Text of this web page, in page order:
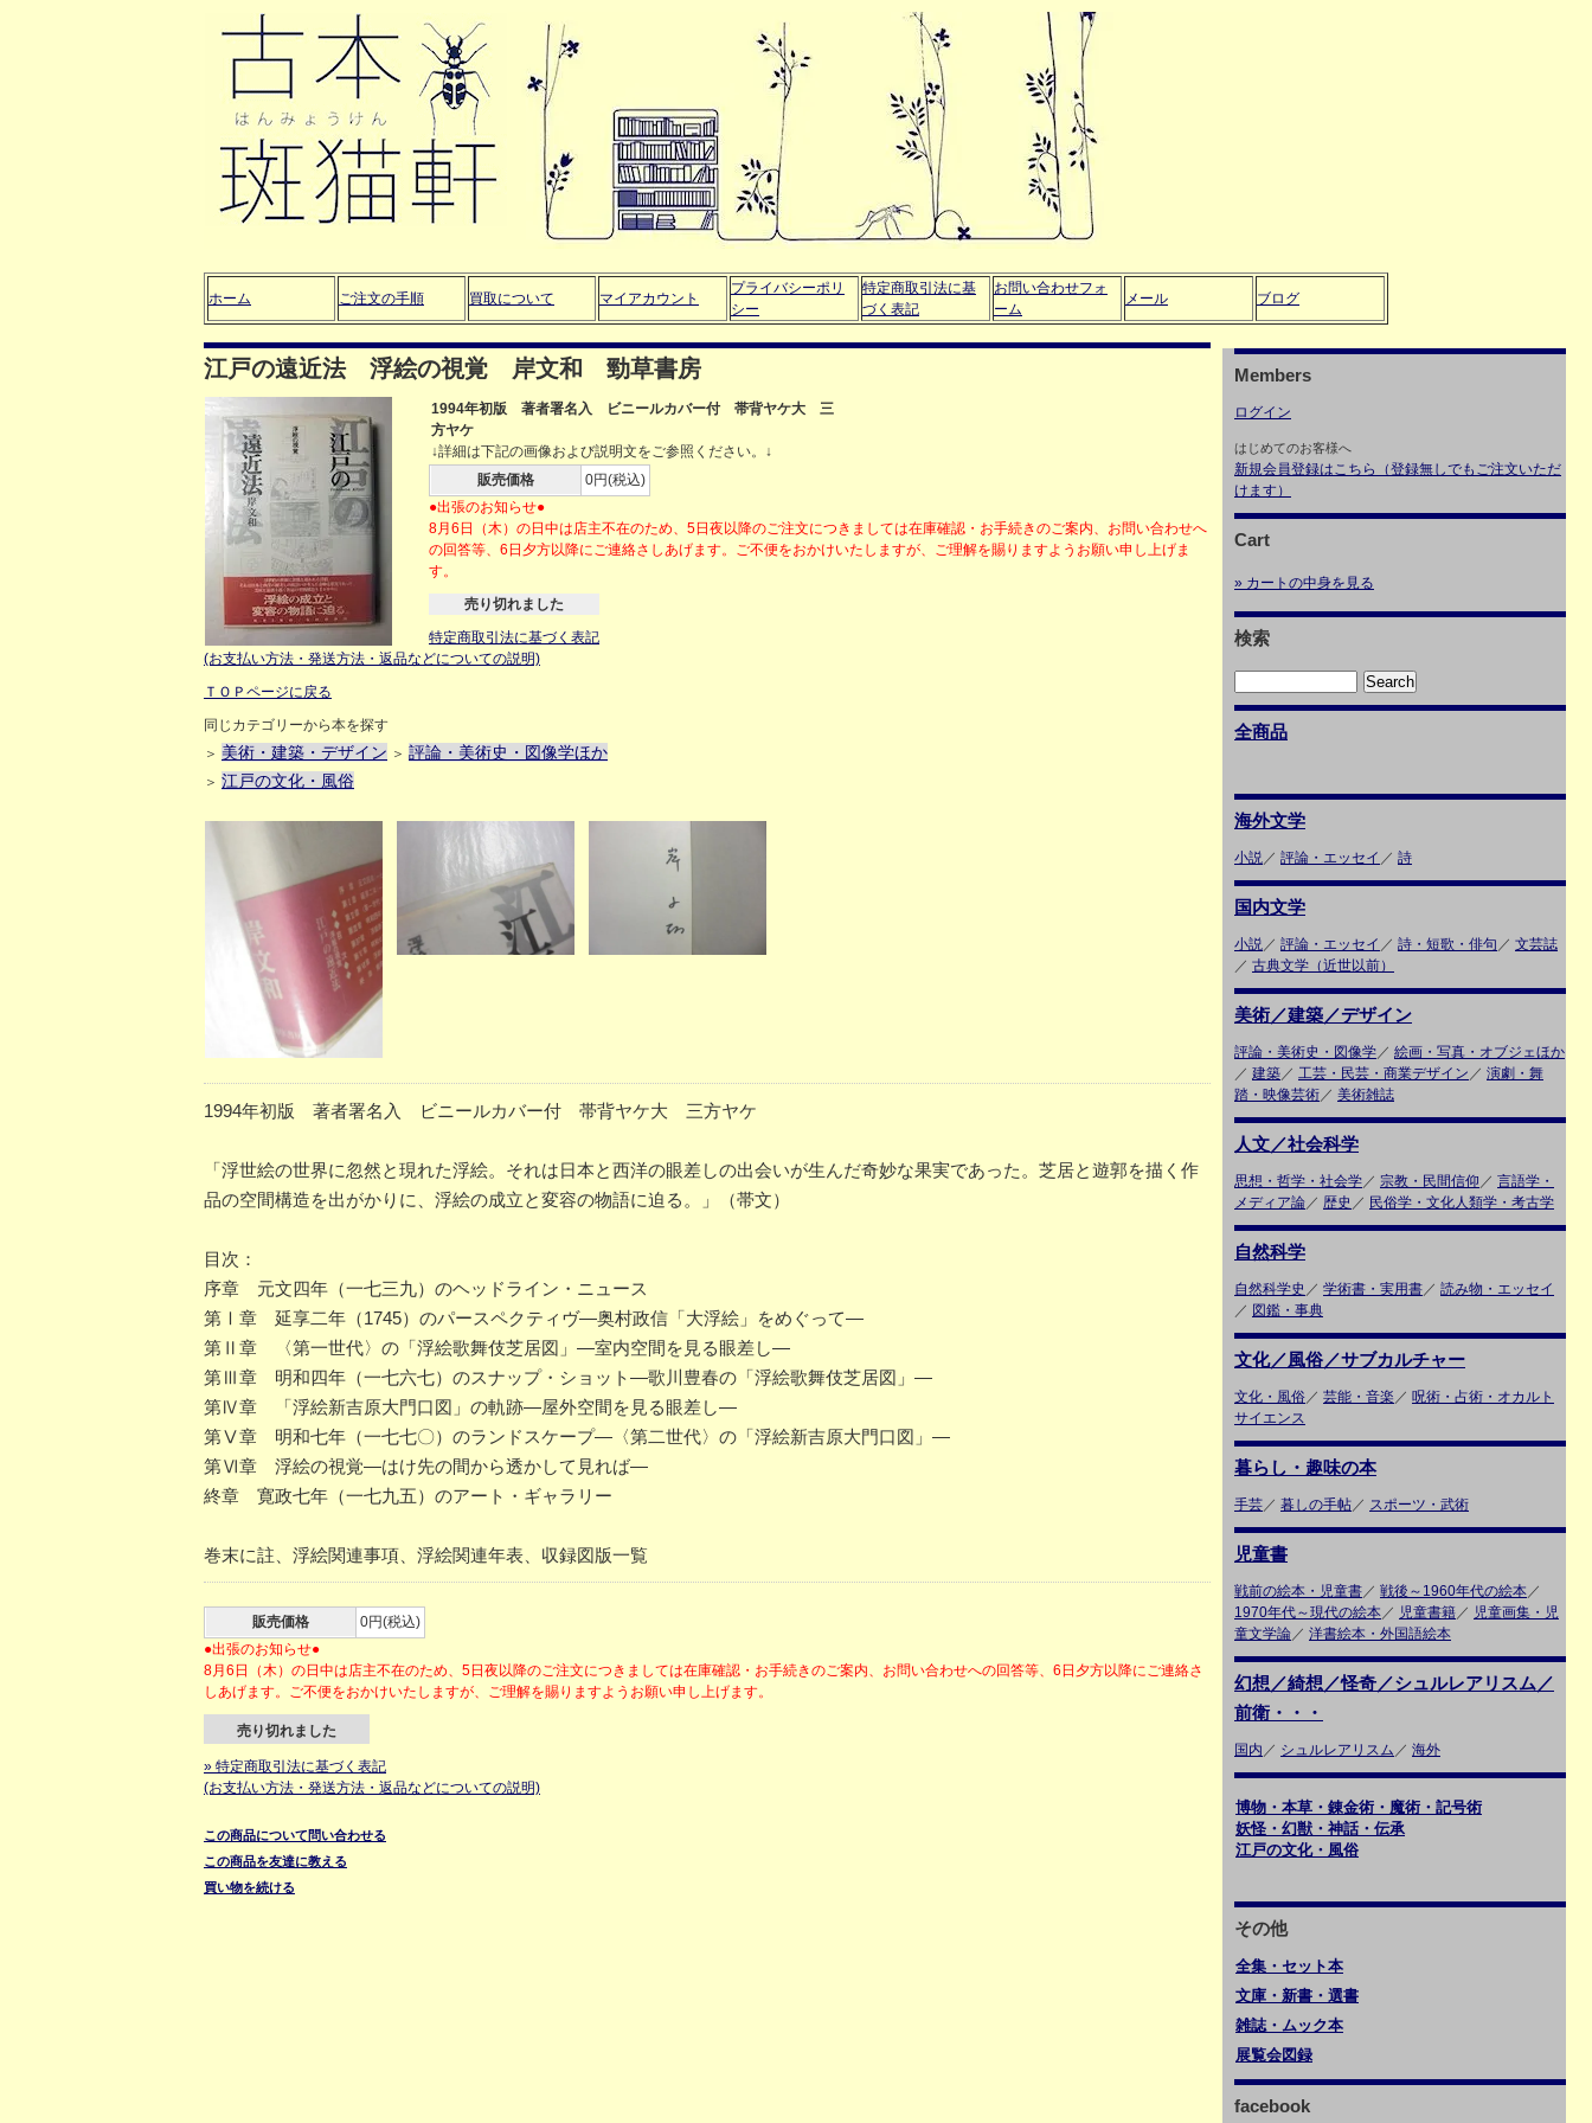
ホーム ご注文の手順 買取について マイアカウント
プライバシーポリ
シー
特定商取引法に基
づく表記
お問い合わせフォ
ーム
メール ブログ
江戸の遠近法 浮絵の視覚 岸文和 勁草書房
1994年初版 著者署名入 ビニールカバー付 帯背ヤケ大 三
方ヤケ
↓詳細は下記の画像および説明文をご参照ください。↓
販売価格
0円(税込)
●出張のお知らせ●
8月6日（木）の日中は店主不在のため、5日夜以降のご注文につきましては在庫確認・お手続きのご案内、お問い合わせへ
の回答等、6日夕方以降にご連絡さしあげます。ご不便をおかけいたしますが、ご理解を賜りますようお願い申し上げま
す。
売り切れました
特定商取引法に基づく表記
(お支払い方法・発送方法・返品などについての説明)
ＴＯＰページに戻る
同じカテゴリーから本を探す
＞ 美術・建築・デザイン ＞ 評論・美術史・図像学ほか
＞ 江戸の文化・風俗
1994年初版 著者署名入 ビニールカバー付 帯背ヤケ大 三方ヤケ
「浮世絵の世界に忽然と現れた浮絵。それは日本と西洋の眼差しの出会いが生んだ奇妙な果実であった。芝居と遊郭を描く作
品の空間構造を出がかりに、浮絵の成立と変容の物語に迫る。」（帯文）
目次：
序章 元文四年（一七三九）のヘッドライン・ニュース
第Ⅰ章 延享二年（1745）のパースペクティヴ―奥村政信「大浮絵」をめぐって―
第Ⅱ章 〈第一世代〉の「浮絵歌舞伎芝居図」―室内空間を見る眼差し―
第Ⅲ章 明和四年（一七六七）のスナップ・ショット―歌川豊春の「浮絵歌舞伎芝居図」―
第Ⅳ章 「浮絵新吉原大門口図」の軌跡―屋外空間を見る眼差し―
第Ⅴ章 明和七年（一七七〇）のランドスケープ―〈第二世代〉の「浮絵新吉原大門口図」―
第Ⅵ章 浮絵の視覚―はけ先の間から透かして見れば―
終章 寛政七年（一七九五）のアート・ギャラリー
巻末に註、浮絵関連事項、浮絵関連年表、収録図版一覧
販売価格
0円(税込)
●出張のお知らせ●
8月6日（木）の日中は店主不在のため、5日夜以降のご注文につきましては在庫確認・お手続きのご案内、お問い合わせへの回答等、6日夕方以降にご連絡さ
しあげます。ご不便をおかけいたしますが、ご理解を賜りますようお願い申し上げます。
売り切れました
» 特定商取引法に基づく表記
(お支払い方法・発送方法・返品などについての説明)
この商品について問い合わせる
この商品を友達に教える
買い物を続ける
Members
ログイン
はじめてのお客様へ
新規会員登録はこちら（登録無しでもご注文いただ
けます）
Cart
» カートの中身を見る
検索
全商品
海外文学
小説／ 評論・エッセイ ／ 詩
国内文学
小説／ 評論・エッセイ ／ 詩・短歌・俳句 ／ 文芸誌
／ 古典文学（近世以前）
美術／建築／デザイン
評論・美術史・図像学／ 絵画・写真・オブジェほか
／ 建築／ 工芸・民芸・商業デザイン ／ 演劇・舞
踏・映像芸術／ 美術雑誌
人文／社会科学
思想・哲学・社会学／ 宗教・民間信仰 ／ 言語学・
メディア論／ 歴史 ／ 民俗学・文化人類学・考古学
自然科学
自然科学史 ／ 学術書・実用書／ 読み物・エッセイ
／ 図鑑・事典
文化／風俗／サブカルチャー
文化・風俗／ 芸能・音楽 ／ 呪術・占術・オカルト
サイエンス
暮らし・趣味の本
手芸／ 暮しの手帖／ スポーツ・武術
児童書
戦前の絵本・児童書／ 戦後～1960年代の絵本／
1970年代～現代の絵本／ 児童書籍／ 児童画集・児
童文学論／ 洋書絵本・外国語絵本
幻想／綺想／怪奇／シュルレアリスム／
前衛・・・
国内 ／ シュルレアリスム ／ 海外
博物・本草・錬金術・魔術・記号術
妖怪・幻獣・神話・伝承
江戸の文化・風俗
その他
全集・セット本
文庫・新書・選書
雑誌・ムック本
展覧会図録
facebook